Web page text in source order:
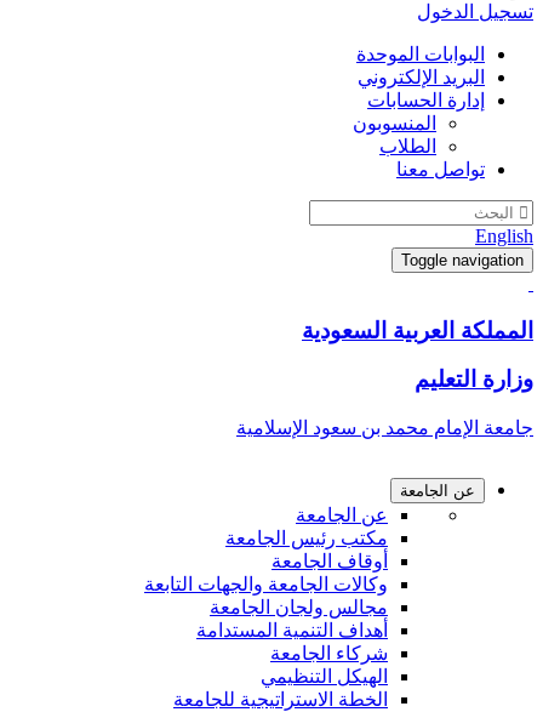
تسجيل الدخول
البوابات الموحدة
البريد الإلكتروني
إدارة الحسابات
المنسوبون
الطلاب
تواصل معنا
English
Toggle navigation
المملكة العربية السعودية
وزارة التعليم
جامعة الإمام محمد بن سعود الإسلامية
عن الجامعة
عن الجامعة
مكتب رئيس الجامعة
أوقاف الجامعة
وكالات الجامعة والجهات التابعة
مجالس ولجان الجامعة
أهداف التنمية المستدامة
شركاء الجامعة
الهيكل التنظيمي
الخطة الاستراتيجية للجامعة